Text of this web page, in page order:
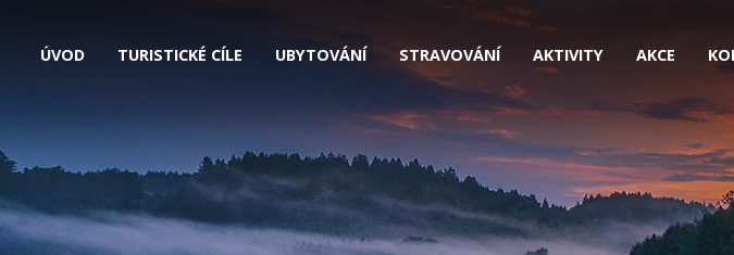
ÚVOD TURISTICKÉ CÍLE UBYTOVÁNÍ STRAVOVÁNÍ AKTIVITY AKCE